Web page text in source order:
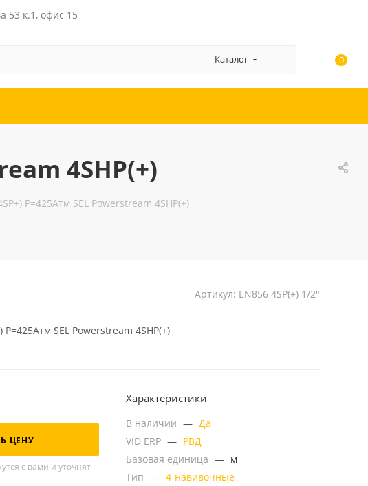
53 к.1, офис 15
Каталог 0
4SHP(+)
Р=425Атм SEL Powerstream 4SHP(+)
Артикул: EN856 4SP(+) 1/2"
Р=425Атм SEL Powerstream 4SHP(+)
ЦЕНУ
с вами и уточнят
Характеристики
В наличии — Да
VID ERP — РВД
Базовая единица — м
Тип — 4-навивочные